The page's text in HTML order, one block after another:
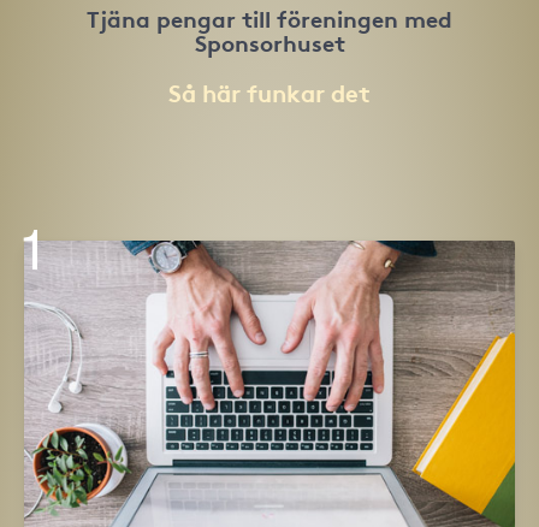
Tjäna pengar till föreningen med
Sponsorhuset
Så här funkar det
1